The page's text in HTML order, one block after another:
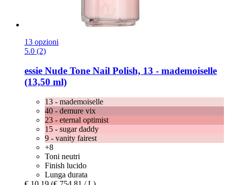
13 opzioni
5.0 (2)
essie Nude Tone Nail Polish, 13 -​ mademoiselle
(13,50 ml)
13 - mademoiselle
40 - demure vix
23 - eternal optimist
15 - sugar daddy
9 - vanity fairest
+8
Toni neutri
Finish lucido
Lunga durata